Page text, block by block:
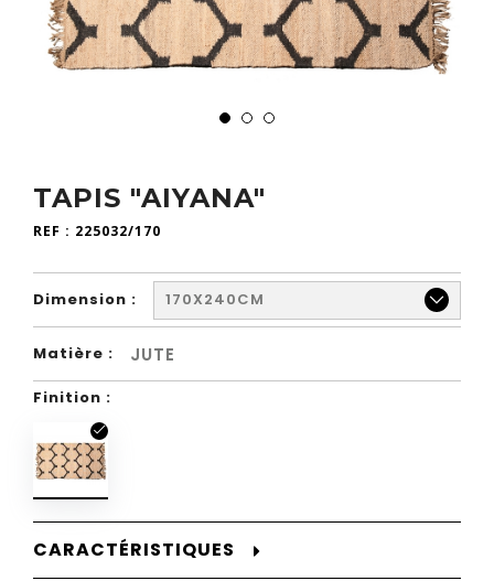
TAPIS "AIYANA"
REF : 225032/170
Dimension : 170X240CM
Matière : JUTE
Finition :
CARACTÉRISTIQUES